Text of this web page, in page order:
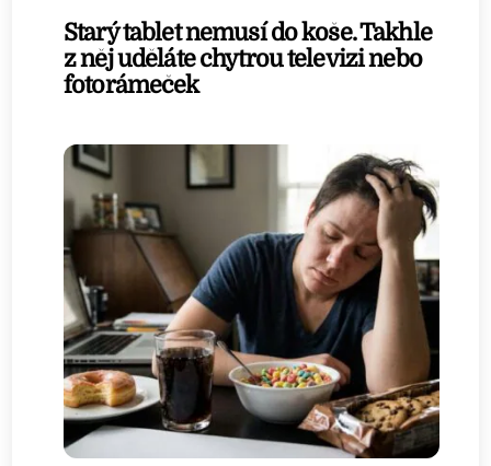
Starý tablet nemusí do koše. Takhle
z něj uděláte chytrou televizi nebo
fotorámeček